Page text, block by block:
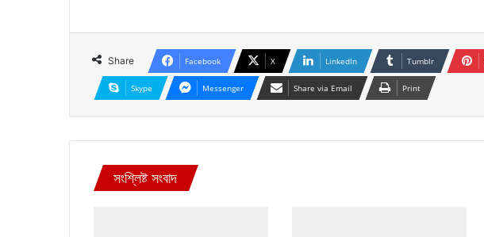
Share Facebook X LinkedIn Tumblr
Skype Messenger Share via Email Print
সংশ্লিষ্ট সংবাদ